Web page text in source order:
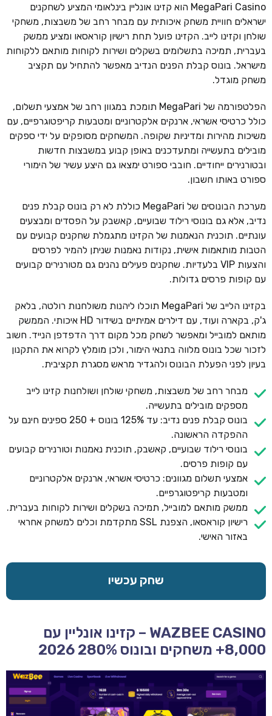
MegaPari Casino הוא קזינו אונליין בינלאומי המציע לשחקנים
ישראלים חוויית משחק איכותית עם מבחר רחב של משבצות, משחקי
שולחן וקזינו לייב. הקזינו פועל תחת רישיון קוראסאו ומציע ממשק
בעברית, תמיכה בתשלומים בשקלים ושירות לקוחות מותאם ללקוחות
מישראל. בונוס קבלת הפנים הנדיב מאפשר להתחיל עם תקציב
משחק מוגדל.
הפלטפורמה של MegaPari תומכת במגוון רחב של אמצעי תשלום,
כולל כרטיסי אשראי, ארנקים אלקטרוניים ומטבעות קריפטוגרפיים, עם
משיכות מהירות ומדיניות שקופה. המשחקים מסופקים על ידי ספקים
מובילים בתעשייה ומתעדכנים באופן קבוע במשבצות חדשות
ובטורנירים ייחודיים. חובבי ספורט ימצאו גם היצע עשיר של הימורי
ספורט באותו חשבון.
מערכת הבונוסים של MegaPari כוללת לא רק בונוס קבלת פנים
נדיב, אלא גם בונוסי רילוד שבועיים, קאשבק על הפסדים ומבצעים
עונתיים. תוכנית הנאמנות של הקזינו מתגמלת שחקנים קבועים עם
הטבות מותאמות אישית, נקודות נאמנות שניתן להמיר לפרסים
והצעות VIP בלעדיות. שחקנים פעילים נהנים גם מטורנירים קבועים
עם קופות פרסים גדולות.
בקזינו הלייב של MegaPari תוכלו ליהנות משולחנות רולטה, בלאק
ג'ק, בקארה ועוד, עם דילרים אמיתיים בשידור HD איכותי. הממשק
מותאם למובייל ומאפשר לשחק מכל מקום דרך הדפדפן הנייד. חשוב
לזכור שכל בונוס מלווה בתנאי הימור, ולכן מומלץ לקרוא את התקנון
בעיון לפני הפעלת הבונוס ולהגדיר מראש מסגרת תקציבית.
מבחר רחב של משבצות, משחקי שולחן ושולחנות קזינו לייב
מספקים מובילים בתעשייה.
בונוס קבלת פנים נדיב: עד 125% בונוס + 250 ספינים חינם על
ההפקדה הראשונה.
בונוסי רילוד שבועיים, קאשבק, תוכנית נאמנות וטורנירים קבועים
עם קופות פרסים.
אמצעי תשלום מגוונים: כרטיסי אשראי, ארנקים אלקטרוניים
ומטבעות קריפטוגרפיים.
ממשק מותאם למובייל, תמיכה בשקלים ושירות לקוחות בעברית.
רישיון קוראסאו, הצפנת SSL מתקדמת וכלים למשחק אחראי
באזור האישי.
שחק עכשיו
WAZBEE CASINO – קזינו אונליין עם
8,000+ משחקים ובונוס 280% 2026